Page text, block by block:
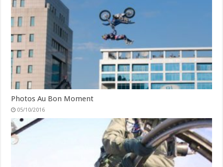
Photos Au Bon Moment
05/10/2016